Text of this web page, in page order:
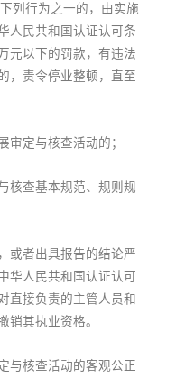
列行为之一的，由实施
人民共和国认证认可条
元以下的罚款，有违法
，责令停业整顿，直至
定与核查活动的；
查基本规范、规则规
者出具报告的结论严
华人民共和国认证认可
直接负责的主管人员和
销其执业资格。
核查活动的客观公正